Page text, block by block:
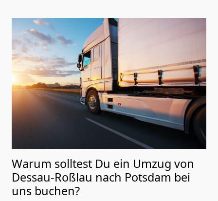
Warum solltest Du ein Umzug von
Dessau-Roßlau nach Potsdam bei
uns buchen?